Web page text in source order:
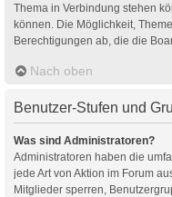
Thema in Verbindung stehen
können. Die Möglichkeit,
Berechtigungen ab, die die
Nach oben
Benutzer-Stufen und
Was sind Administratoren?
Administratoren haben die
jede Art von Aktion im Forum
Mitglieder sperren,